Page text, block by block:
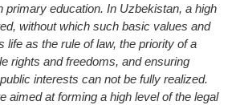
primary education. In Uzbekistan, a high
without which such basic values and
life as the rule of law, the priority of a
rights and freedoms, and ensuring
interests can not be fully realized.
aimed at forming a high level of the legal